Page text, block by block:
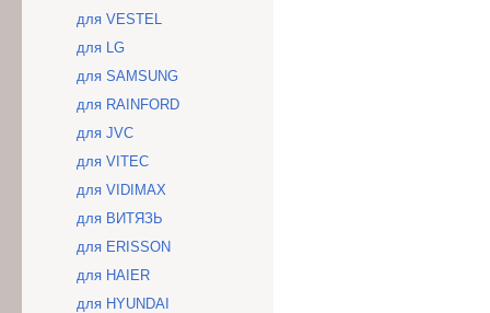
для VESTEL
для LG
для SAMSUNG
для RAINFORD
для JVC
для VITEC
для VIDIMAX
для ВИТЯЗЬ
для ERISSON
для HAIER
для HYUNDAI